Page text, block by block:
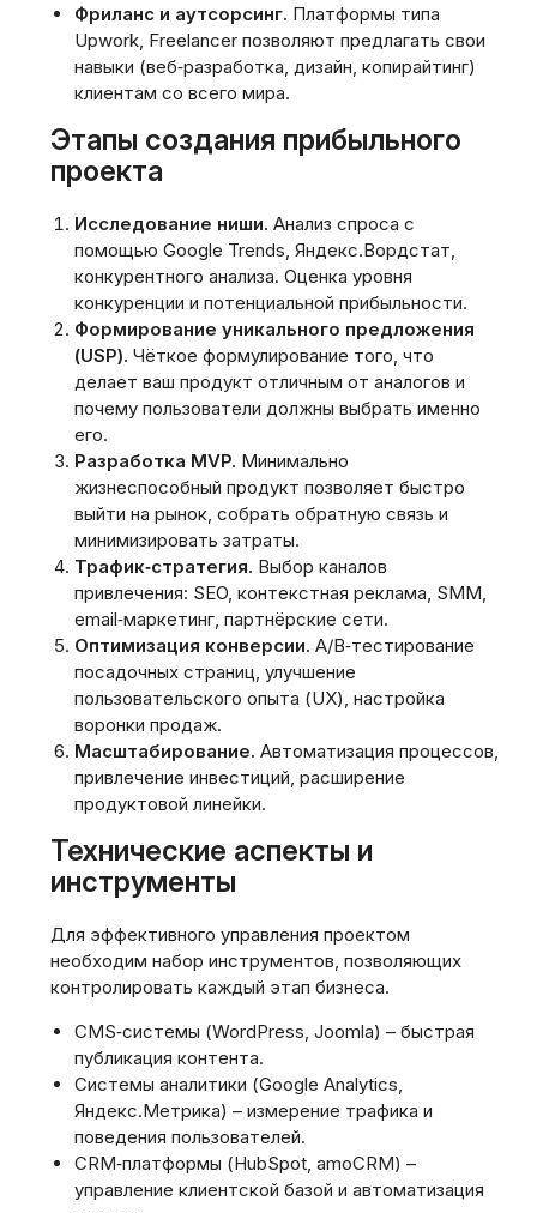
Фриланс и аутсорсинг. Платформы типа
Upwork, Freelancer позволяют предлагать свои
навыки (веб‑разработка, дизайн, копирайтинг)
клиентам со всего мира.
Этапы создания прибыльного
проекта
Исследование ниши. Анализ спроса с
помощью Google Trends, Яндекс.Вордстат,
конкурентного анализа. Оценка уровня
конкуренции и потенциальной прибыльности.
Формирование уникального предложения
(USP). Чёткое формулирование того, что
делает ваш продукт отличным от аналогов и
почему пользователи должны выбрать именно
его.
Разработка MVP. Минимально
жизнеспособный продукт позволяет быстро
выйти на рынок, собрать обратную связь и
минимизировать затраты.
Трафик‑стратегия. Выбор каналов
привлечения: SEO, контекстная реклама, SMM,
email‑маркетинг, партнёрские сети.
Оптимизация конверсии. A/B‑тестирование
посадочных страниц, улучшение
пользовательского опыта (UX), настройка
воронки продаж.
Масштабирование. Автоматизация процессов,
привлечение инвестиций, расширение
продуктовой линейки.
Технические аспекты и
инструменты
Для эффективного управления проектом
необходим набор инструментов, позволяющих
контролировать каждый этап бизнеса.
CMS‑системы (WordPress, Joomla) – быстрая
публикация контента.
Системы аналитики (Google Analytics,
Яндекс.Метрика) – измерение трафика и
поведения пользователей.
CRM‑платформы (HubSpot, amoCRM) –
управление клиентской базой и автоматизация